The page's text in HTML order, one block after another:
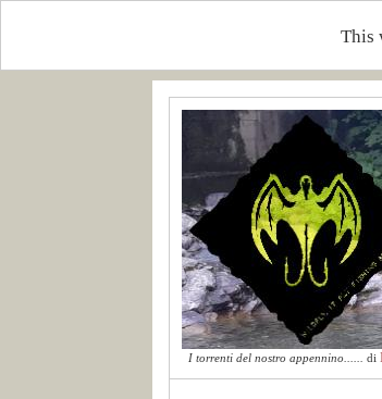
This
I torrenti del nostro appennino...... di